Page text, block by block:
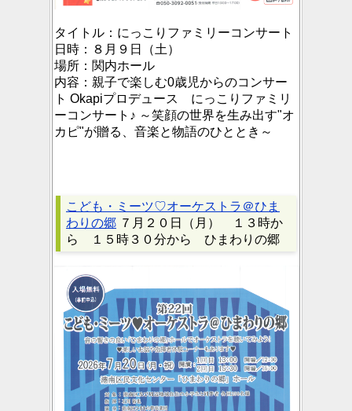
タイトル： にっこりファミリーコンサート
日時： ８月９日（土）
場所： 関内ホール
内容： 親子で楽しむ0歳児からのコンサー
ト Okapiプロデュース にっこりファミリ
ーコンサート♪ ～笑顔の世界を生み出す"オ
カピ"が贈る、音楽と物語のひととき～
こども・ミーツ♡オーケストラ＠ひま
わりの郷 ７月２０日（月） １３時か
ら １５時３０分から ひまわりの郷